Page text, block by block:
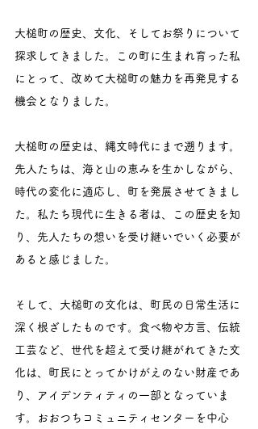
大槌町の歴史、文化、そしてお祭りについて
探求してきました。この町に生まれ育った私
にとって、改めて大槌町の魅力を再発見する
機会となりました。
大槌町の歴史は、縄文時代にまで遡ります。
先人たちは、海と山の恵みを生かしながら、
時代の変化に適応し、町を発展させてきまし
た。私たち現代に生きる者は、この歴史を知
り、先人たちの想いを受け継いでいく必要が
あると感じました。
そして、大槌町の文化は、町民の日常生活に
深く根ざしたものです。食べ物や方言、伝統
工芸など、世代を超えて受け継がれてきた文
化は、町民にとってかけがえのない財産であ
り、アイデンティティの一部となっていま
す。おおつちコミュニティセンターを中心